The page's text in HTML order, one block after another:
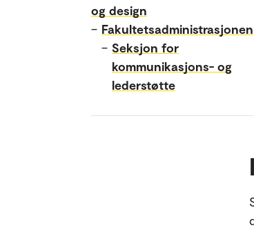
og design
– Fakultetsadministrasjonen
– Seksjon for
kommunikasjons- og
lederstøtte